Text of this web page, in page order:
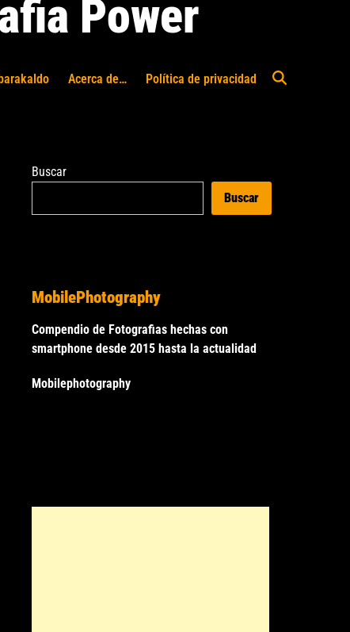
Power
Acerca de… Política de privacidad
Abrir
Buscar
Buscar
MobilePhotography
Compendio de Fotografias hechas con
smartphone desde 2015 hasta la actualidad
Mobilephotography